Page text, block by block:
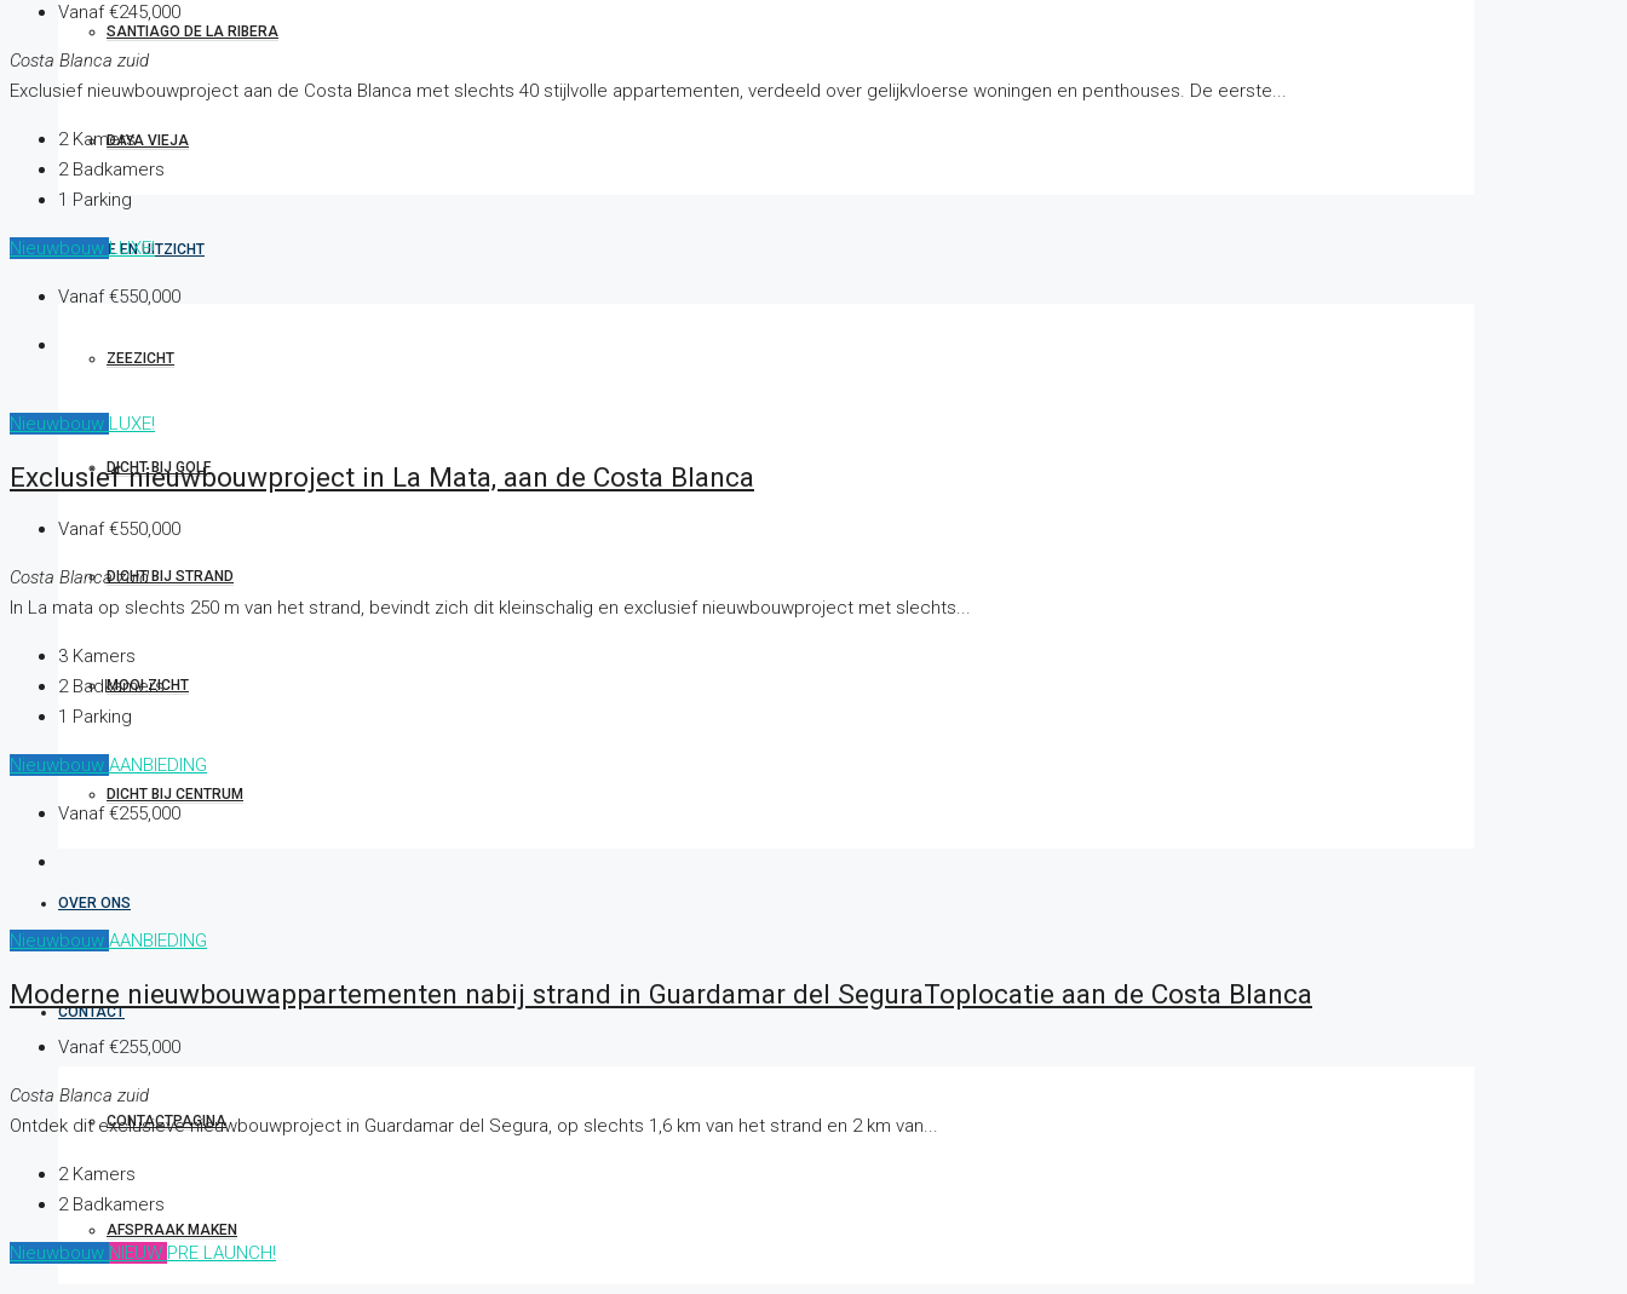
SANTIAGO DE LA RIBERA
DAYA VIEJA
LOCATIE EN UITZICHT
ZEEZICHT
DICHT BIJ GOLF
DICHT BIJ STRAND
MOOI ZICHT
DICHT BIJ CENTRUM
OVER ONS
CONTACT
CONTACTPAGINA
AFSPRAAK MAKEN
Vanaf€245,000
Costa Blanca zuid
Exclusief nieuwbouwproject aan de Costa Blanca met slechts 40 stijlvolle appartementen, verdeeld over gelijkvloerse woningen en penthouses. De eerste...
2 Kamers
2 Badkamers
1 Parking
Nieuwbouw LUXE!
Vanaf€550,000
Nieuwbouw LUXE!
Exclusief nieuwbouwproject in La Mata, aan de Costa Blanca
Vanaf€550,000
Costa Blanca zuid
In La mata op slechts 250 m van het strand, bevindt zich dit kleinschalig en exclusief nieuwbouwproject met slechts...
3 Kamers
2 Badkamers
1 Parking
Nieuwbouw AANBIEDING
Vanaf€255,000
Nieuwbouw AANBIEDING
Moderne nieuwbouwappartementen nabij strand in Guardamar del SeguraToplocatie aan de Costa Blanca
Vanaf€255,000
Costa Blanca zuid
Ontdek dit exclusieve nieuwbouwproject in Guardamar del Segura, op slechts 1,6 km van het strand en 2 km van...
2 Kamers
2 Badkamers
Nieuwbouw NIEUW PRE LAUNCH!